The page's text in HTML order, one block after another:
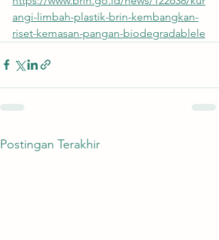
angi-limbah-plastik-brin-kembangkan-
riset-kemasan-pangan-biodegradablele
Postingan Terakhir